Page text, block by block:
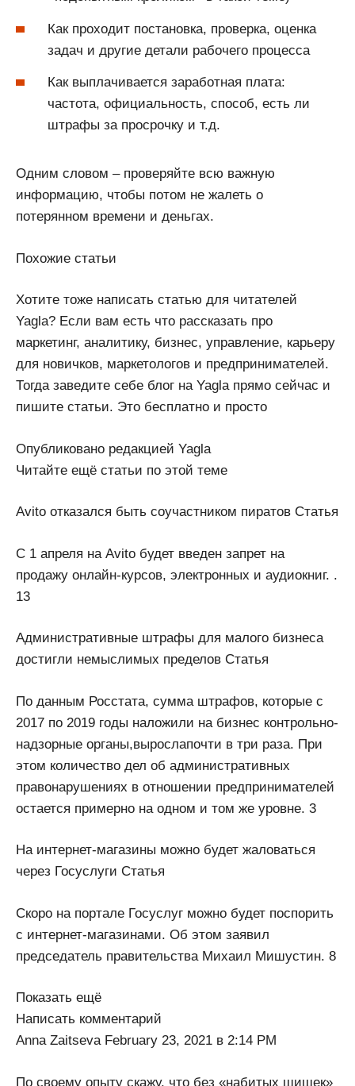
Как проходит постановка, проверка, оценка
задач и другие детали рабочего процесса
Как выплачивается заработная плата:
частота, официальность, способ, есть ли
штрафы за просрочку и т.д.
Одним словом – проверяйте всю важную
информацию, чтобы потом не жалеть о
потерянном времени и деньгах.
Похожие статьи
Хотите тоже написать статью для читателей
Yagla? Если вам есть что рассказать про
маркетинг, аналитику, бизнес, управление, карьеру
для новичков, маркетологов и предпринимателей.
Тогда заведите себе блог на Yagla прямо сейчас и
пишите статьи. Это бесплатно и просто
Опубликовано редакцией Yagla
Читайте ещё статьи по этой теме
Avito отказался быть соучастником пиратов Статья
С 1 апреля на Avito будет введен запрет на
продажу онлайн-курсов, электронных и аудиокниг. .
13
Административные штрафы для малого бизнеса
достигли немыслимых пределов Статья
По данным Росстата, сумма штрафов, которые с
2017 по 2019 годы наложили на бизнес контрольно-
надзорные органы,вырослапочти в три раза. При
этом количество дел об административных
правонарушениях в отношении предпринимателей
остается примерно на одном и том же уровне. 3
На интернет-магазины можно будет жаловаться
через Госуслуги Статья
Скоро на портале Госуслуг можно будет поспорить
с интернет-магазинами. Об этом заявил
председатель правительства Михаил Мишустин. 8
Показать ещё
Написать комментарий
Anna Zaitseva February 23, 2021 в 2:14 PM
По своему опыту скажу, что без «набитых шишек»